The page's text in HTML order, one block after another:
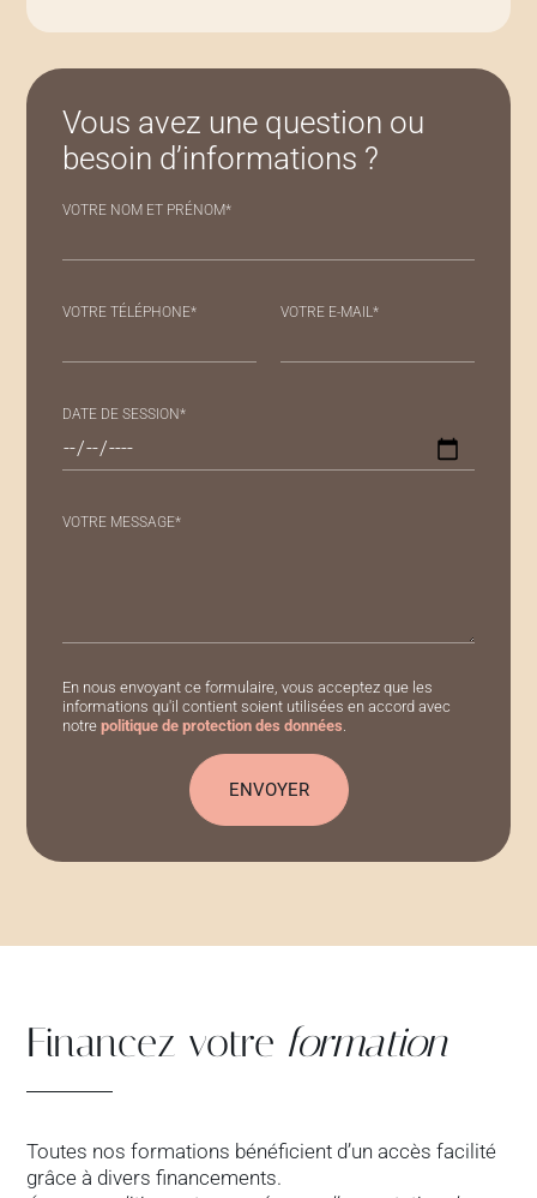
Vous avez une question ou
besoin d’informations ?
VOTRE NOM ET PRÉNOM*
VOTRE TÉLÉPHONE* VOTRE E-MAIL*
DATE DE SESSION*
VOTRE MESSAGE*
En nous envoyant ce formulaire, vous acceptez que les
informations qu'il contient soient utilisées en accord avec
notrepolitique de protection des données
ALTERNATIVE:
Financez votre formation
Toutes nos formations bénéficient d’un accès facilité
grâce à divers financements.